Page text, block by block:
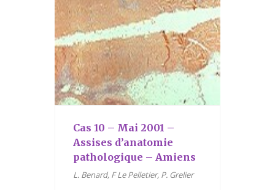
Cas 10 – Mai 2001 –
Assises d’anatomie
pathologique – Amiens
L. Benard, F Le Pelletier, P. Grelier